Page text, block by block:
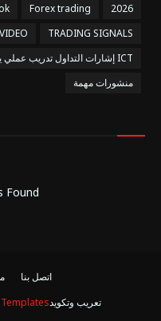
2026
Forex trading
TRADING SIGNALS
VIDEO
إشارات التداول تدريب عملي يومي بالـ ICT
منشورات مهمة
Found
اتصل بنا
تعريب وتكويد